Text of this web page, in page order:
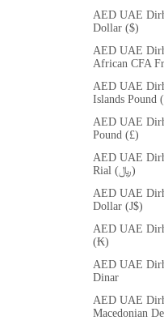
AED UAE
Dollar ($)
AED UAE
African CFA
AED UAE
Islands Pound
AED UAE
Pound (£)
AED UAE
Rial (﷼)
AED UAE
Dollar (J$)
AED UAE
(₭)
AED UAE
Dinar
AED UAE
Macedonian